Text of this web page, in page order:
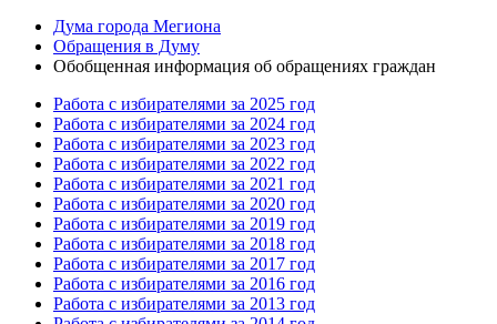
Дума города Мегиона
Обращения в Думу
Обобщенная информация об обращениях граждан
Работа с избирателями за 2025 год
Работа с избирателями за 2024 год
Работа с избирателями за 2023 год
Работа с избирателями за 2022 год
Работа с избирателями за 2021 год
Работа с избирателями за 2020 год
Работа с избирателями за 2019 год
Работа с избирателями за 2018 год
Работа с избирателями за 2017 год
Работа с избирателями за 2016 год
Работа с избирателями за 2013 год